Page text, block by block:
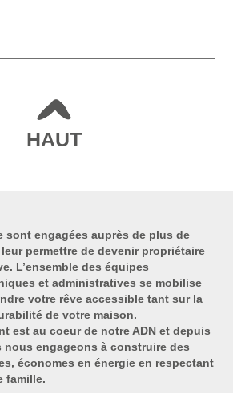
HAUT
sont engagées auprès de plus de
permettre de devenir propriétaire
L’ensemble des équipes
et administratives se mobilise
votre rêve accessible tant sur la
de votre maison.
est au coeur de notre ADN et depuis
nous engageons à construire des
économes en énergie en respectant
famille.